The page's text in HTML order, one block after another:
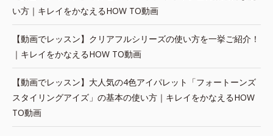
い方｜キレイをかなえるHOW TO動画
【動画でレッスン】クリアフルシリーズの使い方を一挙ご紹介！
｜キレイをかなえるHOW TO動画
【動画でレッスン】大人気の4色アイパレット「フォートーンズ
スタイリングアイズ」の基本の使い方｜キレイをかなえるHOW
TO動画